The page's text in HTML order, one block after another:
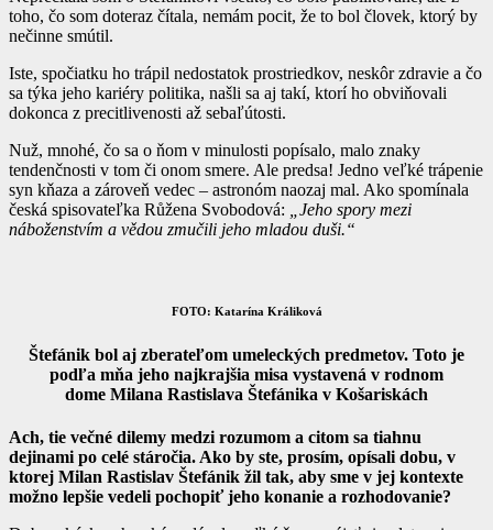
toho, čo som doteraz čítala, nemám pocit, že to bol človek, ktorý by
nečinne smútil.
Iste, spočiatku ho trápil nedostatok prostriedkov, neskôr zdravie a čo
sa týka jeho kariéry politika, našli sa aj takí, ktorí ho obviňovali
dokonca z precitlivenosti až sebaľútosti.
Nuž, mnohé, čo sa o ňom v minulosti popísalo, malo znaky
tendenčnosti v tom či onom smere. Ale predsa! Jedno veľké trápenie
syn kňaza a zároveň vedec – astronóm naozaj mal. Ako spomínala
česká spisovateľka Růžena Svobodová:
„Jeho spory mezi
náboženstvím a vědou zmučili jeho mladou duši.“
FOTO: Katarína Králiková
Štefánik bol aj zberateľom umeleckých predmetov. Toto je
podľa mňa jeho najkrajšia misa vystavená v rodnom
dome Milana Rastislava Štefánika v Košariskách
Ach, tie večné dilemy medzi rozumom a citom sa tiahnu
dejinami po celé stáročia. Ako by ste, prosím, opísali dobu, v
ktorej Milan Rastislav Štefánik žil tak, aby sme v jej kontexte
možno lepšie vedeli pochopiť jeho konanie a rozhodovanie?